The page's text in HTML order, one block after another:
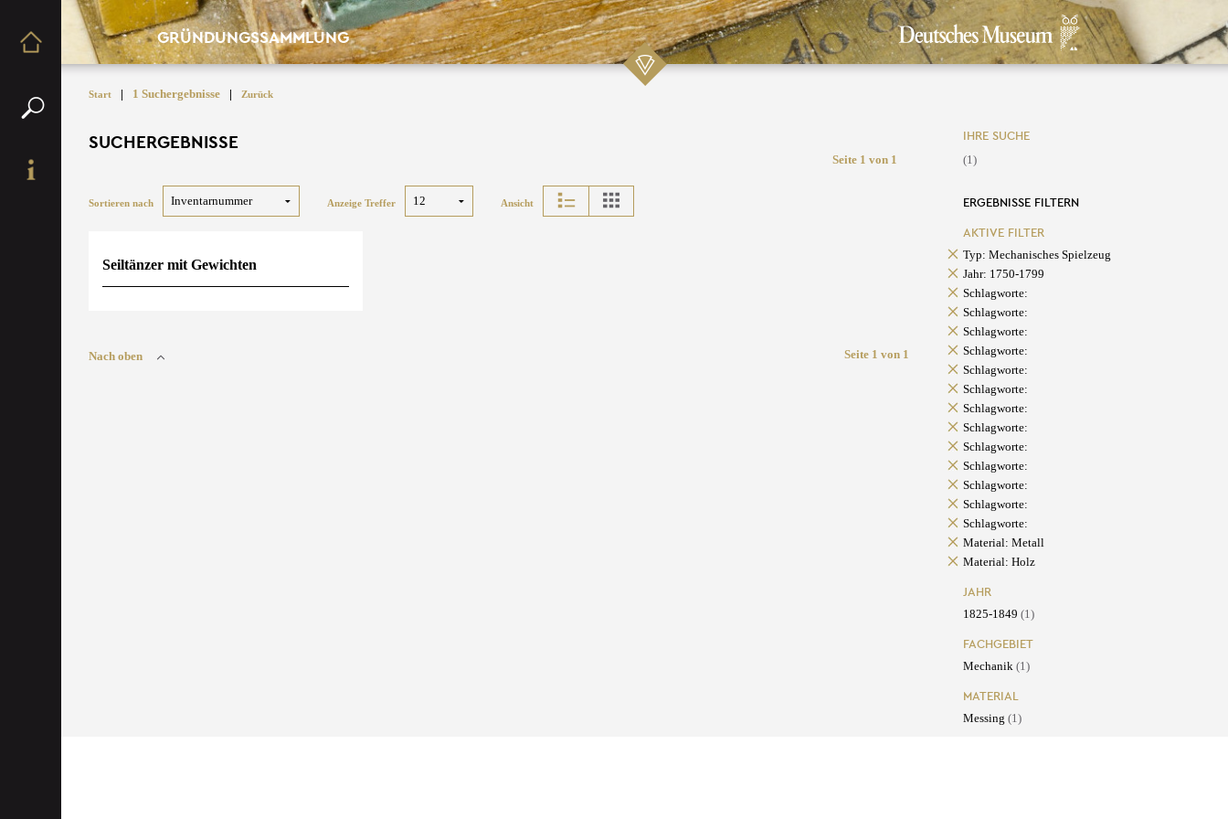
GRÜNDUNGSSAMMLUNG
Start | 1 Suchergebnisse | Zurück
SUCHERGEBNISSE
Seite 1 von 1
Sortieren nach Anzeige Treffer Ansicht
Seiltänzer mit Gewichten
Nach oben Seite 1 von 1
IHRE SUCHE
(1)
ERGEBNISSE FILTERN
AKTIVE FILTER
Typ: Mechanisches Spielzeug
Jahr: 1750-1799
Schlagworte:
Schlagworte:
Schlagworte:
Schlagworte:
Schlagworte:
Schlagworte:
Schlagworte:
Schlagworte:
Schlagworte:
Schlagworte:
Schlagworte:
Schlagworte:
Schlagworte:
Material: Metall
Material: Holz
JAHR
1825-1849 (1)
FACHGEBIET
Mechanik (1)
MATERIAL
Messing (1)